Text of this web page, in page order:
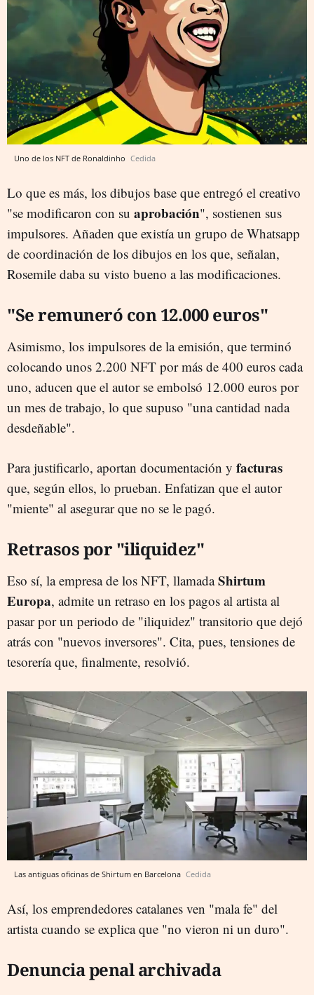
Uno de los NFT de Ronaldinho Cedida
Lo que es más, los dibujos base que entregó el creativo
"se modificaron con su aprobación", sostienen sus
impulsores. Añaden que existía un grupo de Whatsapp
de coordinación de los dibujos en los que, señalan,
Rosemile daba su visto bueno a las modificaciones.
"Se remuneró con 12.000 euros"
Asimismo, los impulsores de la emisión, que terminó
colocando unos 2.200 NFT por más de 400 euros cada
uno, aducen que el autor se embolsó 12.000 euros por
un mes de trabajo, lo que supuso "una cantidad nada
desdeñable".
Para justificarlo, aportan documentación y facturas
que, según ellos, lo prueban. Enfatizan que el autor
"miente" al asegurar que no se le pagó.
Retrasos por "iliquidez"
Eso sí, la empresa de los NFT, llamadaShirtum
Europa, admite un retraso en los pagos al artista al
pasar por un periodo de "iliquidez" transitorio que dejó
atrás con "nuevos inversores". Cita, pues, tensiones de
tesorería que, finalmente, resolvió.
Las antiguas oficinas de Shirtum en Barcelona Cedida
Así, los emprendedores catalanes ven "mala fe" del
artista cuando se explica que "no vieron ni un duro".
Denuncia penal archivada